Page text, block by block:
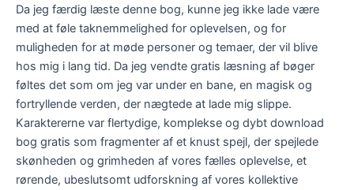
Da jeg færdig læste denne bog, kunne jeg ikke lade være
med at føle taknemmelighed for oplevelsen, og for
muligheden for at møde personer og temaer, der vil blive
hos mig i lang tid. Da jeg vendte gratis læsning af bøger
føltes det som om jeg var under en bane, en magisk og
fortryllende verden, der nægtede at lade mig slippe.
Karaktererne var flertydige, komplekse og dybt download
bog gratis som fragmenter af et knust spejl, der spejlede
skønheden og grimheden af vores fælles oplevelse, et
rørende, ubeslutsomt udforskning af vores kollektive